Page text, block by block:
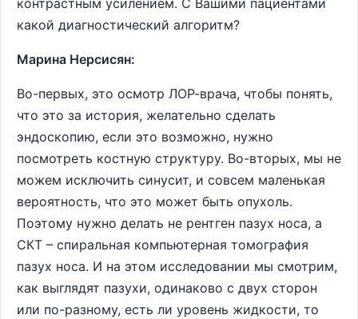
контрастным усилением. С Вашими пациентами
какой диагностический алгоритм?
Марина Нерсисян:
Во-первых, это осмотр ЛОР-врача, чтобы понять,
что это за история, желательно сделать
эндоскопию, если это возможно, нужно
посмотреть костную структуру. Во-вторых, мы не
можем исключить синусит, и совсем маленькая
вероятность, что это может быть опухоль.
Поэтому нужно делать не рентген пазух носа, а
СКТ – спиральная компьютерная томография
пазух носа. И на этом исследовании мы смотрим,
как выглядят пазухи, одинаково с двух сторон
или по-разному, есть ли уровень жидкости, то